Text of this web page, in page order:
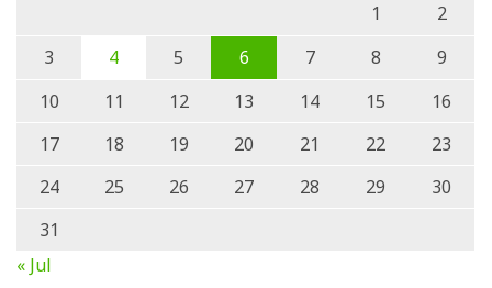
1
2
3
4 5 6 7 8
9
10
11 12 13 14 15
16
17
18 19 20 21 22
23
24
25 26 27 28 29
30
31
« Jul